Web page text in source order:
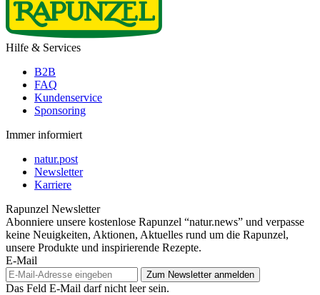
Hilfe & Services
B2B
FAQ
Kundenservice
Sponsoring
Immer informiert
natur.post
Newsletter
Karriere
Rapunzel Newsletter
Abonniere unsere kostenlose Rapunzel “natur.news” und verpasse
keine Neuigkeiten, Aktionen, Aktuelles rund um die Rapunzel,
unsere Produkte und inspirierende Rezepte.
E-Mail
Das Feld E-Mail darf nicht leer sein.